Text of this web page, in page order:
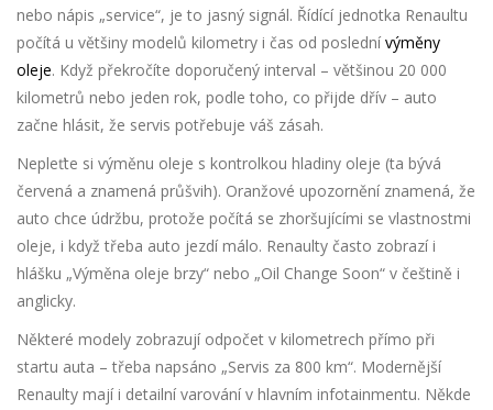
nebo nápis „service“, je to jasný signál. Řídící jednotka Renaultu
počítá u většiny modelů kilometry i čas od poslední výměny
oleje. Když překročíte doporučený interval – většinou 20 000
kilometrů nebo jeden rok, podle toho, co přijde dřív – auto
začne hlásit, že servis potřebuje váš zásah.
Nepleťte si výměnu oleje s kontrolkou hladiny oleje (ta bývá
červená a znamená průšvih). Oranžové upozornění znamená, že
auto chce údržbu, protože počítá se zhoršujícími se vlastnostmi
oleje, i když třeba auto jezdí málo. Renaulty často zobrazí i
hlášku „Výměna oleje brzy“ nebo „Oil Change Soon“ v češtině i
anglicky.
Některé modely zobrazují odpočet v kilometrech přímo při
startu auta – třeba napsáno „Servis za 800 km“. Modernější
Renaulty mají i detailní varování v hlavním infotainmentu. Někde